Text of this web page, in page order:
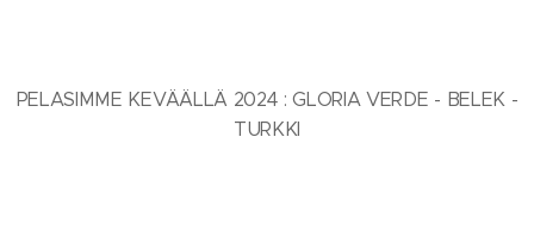
PELASIMME KEVÄÄLLÄ 2024 : GLORIA VERDE - BELEK -
TURKKI